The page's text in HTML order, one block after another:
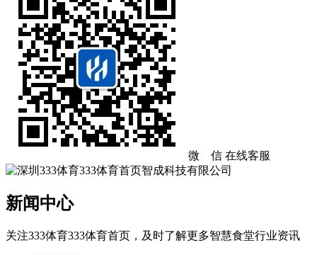
微 信 在线客服
新闻中心
关注333体育333体育首页，及时了解更多智慧食堂行业资讯